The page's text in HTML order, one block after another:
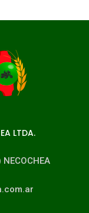
LTDA.